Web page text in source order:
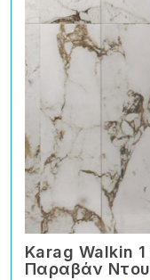
Karag Walkin
Παραβάν